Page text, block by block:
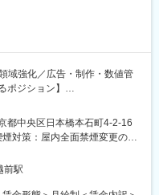
患者説明などを統合管理）
設「セミナーハウス」にて研
IT知識、顧客対応を学んで
とサポートいたしますので安
域強化／広告・制作・数値管
ポジション】
ティング全般の推進と進行管
、商品企画のサポートからク
管理まで一気通貫で関与し、
としてご活躍いただきま
務標準化を進めつつ、スピー
都中央区日本橋本石町4-2-16
対策：屋内全面禁煙変更の範
前駅